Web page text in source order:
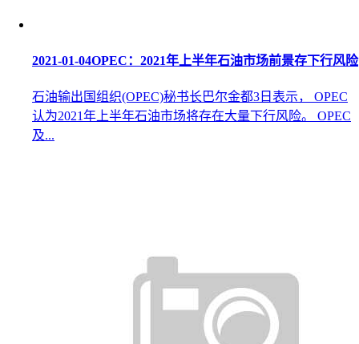
2021-01-04OPEC：2021年上半年石油市场前景存下行风险
石油输出国组织(OPEC)秘书长巴尔金都3日表示， OPEC
认为2021年上半年石油市场将存在大量下行风险。 OPEC
及...